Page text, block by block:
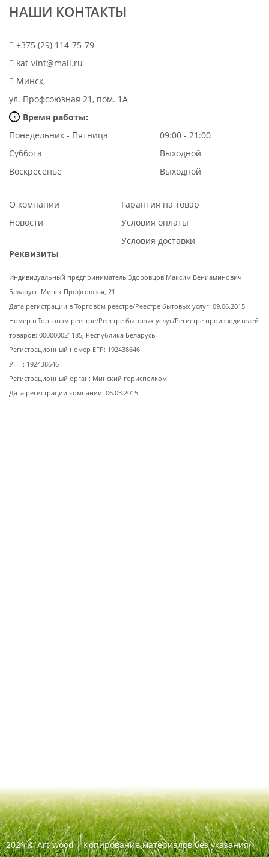
НАШИ КОНТАКТЫ
+375 (29) 114-75-79
kat-vint@mail.ru
Минск,
ул. Профсоюзная 21, пом. 1А
Время работы:
Понедельник - Пятница
09:00 - 21:00
Суббота
Выходной
Воскресенье
Выходной
О компании
Новости
Гарантия на товар
Условия оплаты
Условия доставки
Реквизиты
Индивидуальный предприниматель Здоровцов Максим Вениаминович
Беларусь Минск Профсоюзая, 21
Дата регистрации в Торговом реестре/Реестре бытовых услуг: 09.06.2015
Номер в Торговом реестре/Реестре бытовых услуг/Регистре производителей
товаров: 000000021185, Республика Беларусь
Регистрационный номер ЕГР: 192438646
УНП: 192438646
Регистрационный орган: Минский горисполком
Дата регистрации компании: 06.03.2015
2021 ©Art-wood |Копирование материалов без указания